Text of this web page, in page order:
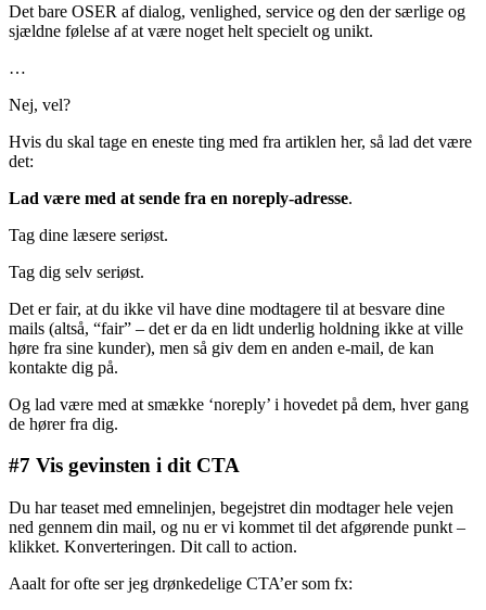
Det bare OSER af dialog, venlighed, service og den der særlige og
sjældne følelse af at være noget helt specielt og unikt.
…
Nej, vel?
Hvis du skal tage en eneste ting med fra artiklen her, så lad det være
det:
Lad være med at sende fra en noreply-adresse.
Tag dine læsere seriøst.
Tag dig selv seriøst.
Det er fair, at du ikke vil have dine modtagere til at besvare dine
mails (altså, “fair” – det er da en lidt underlig holdning ikke at ville
høre fra sine kunder), men så giv dem en anden e-mail, de kan
kontakte dig på.
Og lad være med at smække ‘noreply’ i hovedet på dem, hver gang
de hører fra dig.
#7 Vis gevinsten i dit CTA
Du har teaset med emnelinjen, begejstret din modtager hele vejen
ned gennem din mail, og nu er vi kommet til det afgørende punkt –
klikket. Konverteringen. Dit call to action.
Aaalt for ofte ser jeg drønkedelige CTA’er som fx: